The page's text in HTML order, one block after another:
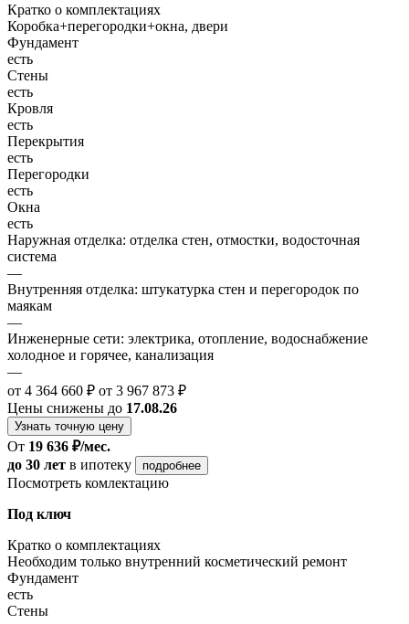
Кратко о комплектациях
Коробка+перегородки+окна, двери
Фундамент
есть
Стены
есть
Кровля
есть
Перекрытия
есть
Перегородки
есть
Окна
есть
Наружная отделка: отделка стен, отмостки, водосточная
система
—
Внутренняя отделка: штукатурка стен и перегородок по
маякам
—
Инженерные сети: электрика, отопление, водоснабжение
холодное и горячее, канализация
—
от 4 364 660 ₽ от 3 967 873 ₽
Цены снижены до 17.08.26
Узнать точную цену
От 19 636 ₽/мес.
до 30 лет в ипотеку подробнее
Посмотреть комлектацию
Под ключ
Кратко о комплектациях
Необходим только внутренний косметический ремонт
Фундамент
есть
Стены